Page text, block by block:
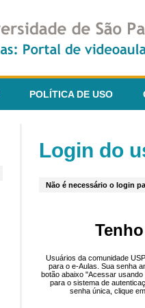
POLÍTICA DE USO
Login do
Não é necessário o login
Usuários da comunidade
para o e-Aulas. Sua senha
botão abaixo "Acessar
para o sistema de
senha única, clique